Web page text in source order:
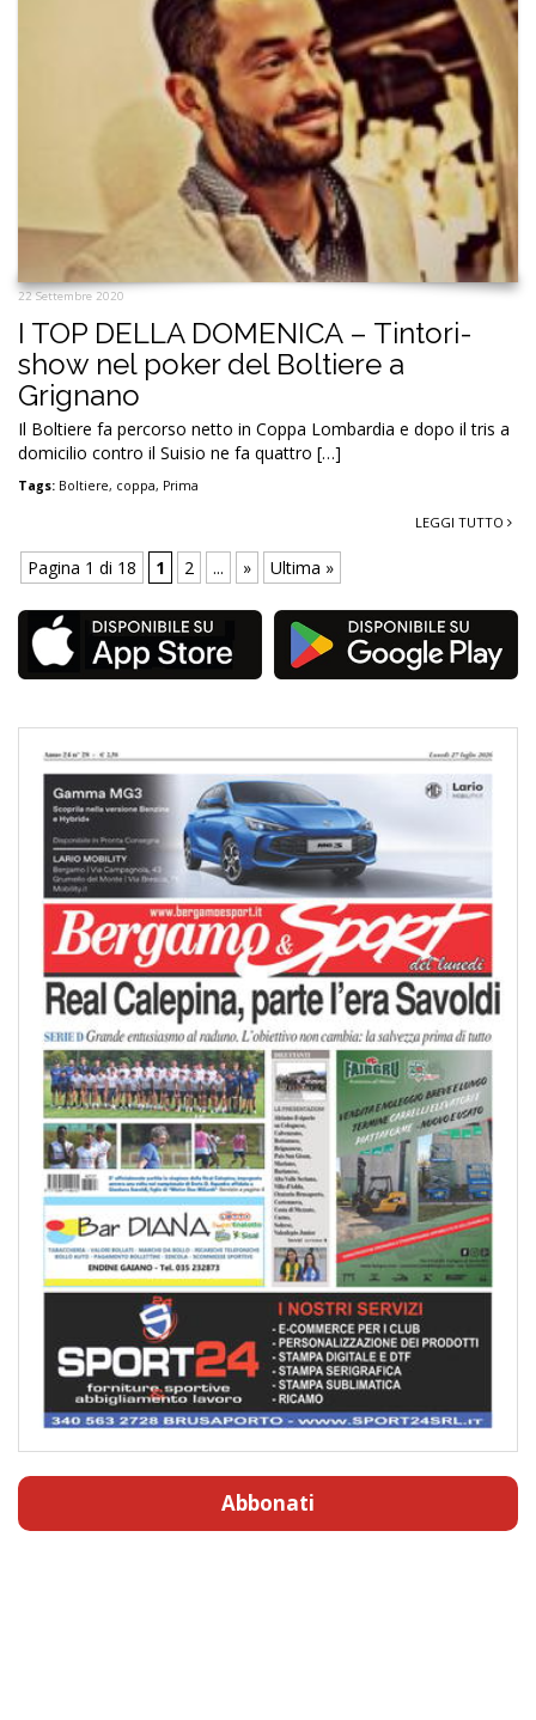
22 Settembre 2020
I TOP DELLA DOMENICA – Tintori-
show nel poker del Boltiere a
Grignano
Il Boltiere fa percorso netto in Coppa Lombardia e dopo il tris a
domicilio contro il Suisio ne fa quattro […]
Tags: Boltiere, coppa, Prima
LEGGI TUTTO
Pagina 1 di 18 1 2 ... » Ultima »
Abbonati